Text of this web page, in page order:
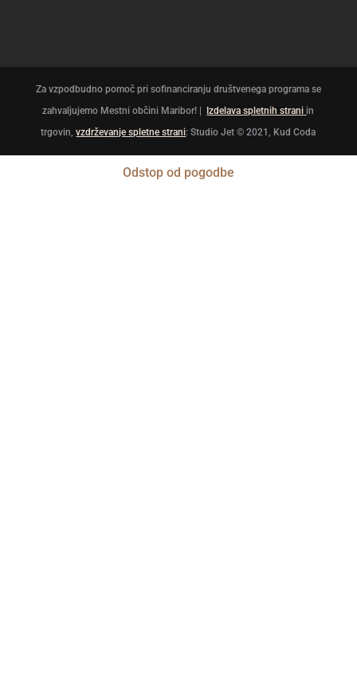
Za vzpodbudno pomoč pri sofinanciranju društvenega programa se
zahvaljujemo Mestni občini Maribor! |
Izdelava spletnih strani in
trgovin,vzdrževanje spletne strani: Studio Jet © 2021, Kud Coda
Odstop od pogodbe